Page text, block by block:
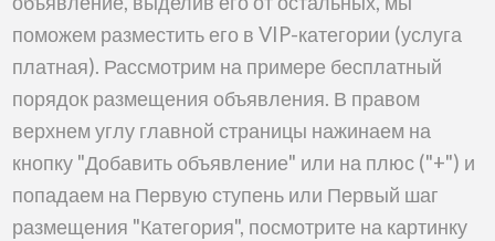
поможем разместить его в VIP-категории (услуга
платная). Рассмотрим на примере бесплатный
порядок размещения объявления. В правом
верхнем углу главной страницы нажинаем на
кнопку "Добавить объявление" или на плюс ("+") и
попадаем на Первую ступень или Первый шаг
размещения "Категория", посмотрите на картинку